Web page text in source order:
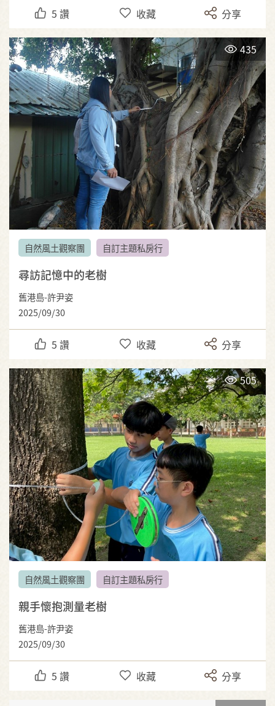
5 讚 收藏 分享
435
自然風土觀察團 自訂主題私房行
尋訪記憶中的老樹
舊港島-許尹姿
2025/09/30
5 讚 收藏 分享
505
自然風土觀察團 自訂主題私房行
親手懷抱測量老樹
舊港島-許尹姿
2025/09/30
5 讚 收藏 分享